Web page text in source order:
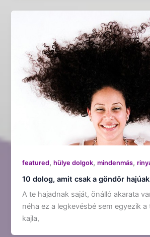
featured,hülye dolgok,mindenmás,
10 dolog, amit csak a göndör
A te hajadnak saját, önálló akarata
néha ez a legkevésbé sem egyezik a
kajla,